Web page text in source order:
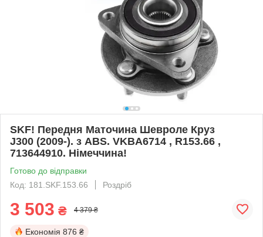
SKF! Передня Маточина Шевроле Круз
J300 (2009-). з ABS. VKBA6714 , R153.66 ,
713644910. Німеччина!
Готово до відправки
Код: 181.SKF.153.66
Роздріб
3 503 ₴ 4 379 ₴
Економія 876 ₴